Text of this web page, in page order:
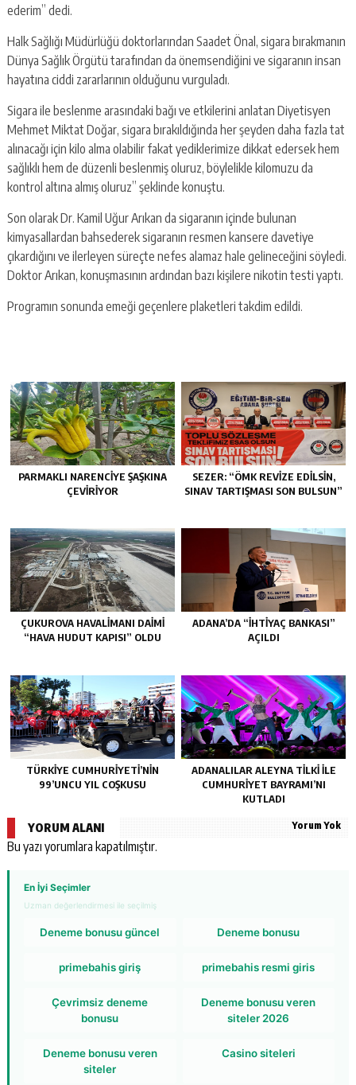
ederim” dedi.
Halk Sağlığı Müdürlüğü doktorlarından Saadet Önal, sigara bırakmanın
Dünya Sağlık Örgütü tarafından da önemsendiğini ve sigaranın insan
hayatına ciddi zararlarının olduğunu vurguladı.
Sigara ile beslenme arasındaki bağı ve etkilerini anlatan Diyetisyen
Mehmet Miktat Doğar, sigara bırakıldığında her şeyden daha fazla tat
alınacağı için kilo alma olabilir fakat yediklerimize dikkat edersek hem
sağlıklı hem de düzenli beslenmiş oluruz, böylelikle kilomuzu da
kontrol altına almış oluruz” şeklinde konuştu.
Son olarak Dr. Kamil Uğur Arıkan da sigaranın içinde bulunan
kimyasallardan bahsederek sigaranın resmen kansere davetiye
çıkardığını ve ilerleyen süreçte nefes alamaz hale gelineceğini söyledi.
Doktor Arıkan, konuşmasının ardından bazı kişilere nikotin testi yaptı.
Programın sonunda emeği geçenlere plaketleri takdim edildi.
PARMAKLI NARENCİYE ŞAŞKINA
ÇEVİRİYOR
SEZER: “ÖMK REVİZE EDİLSİN,
SINAV TARTIŞMASI SON BULSUN”
ÇUKUROVA HAVALİMANI DAİMİ
“HAVA HUDUT KAPISI” OLDU
ADANA’DA “İHTİYAÇ BANKASI”
AÇILDI
TÜRKİYE CUMHURİYETİ’NİN
99’UNCU YIL COŞKUSU
ADANALILAR ALEYNA TİLKİ İLE
CUMHURİYET BAYRAMI’NI
KUTLADI
YORUM ALANI Yorum Yok
Bu yazı yorumlara kapatılmıştır.
En İyi Seçimler
Uzman değerlendirmesi ile seçilmiş
Deneme bonusu güncel Deneme bonusu
primebahis giriş primebahis resmi giris
Çevrimsiz deneme
bonusu
Deneme bonusu veren
siteler 2026
Deneme bonusu veren
siteler
Casino siteleri